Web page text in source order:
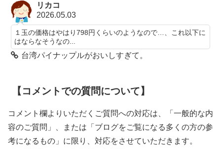
リカコ
2026.05.03
１玉の価格はやはり798円くらいのようなので…、これ以下に
はならなそうなの...
台湾パイナップルがおいしすぎて。
【コメントでの質問について】
コメント欄よりいただくご質問への対応は、「一般的な内
容のご質問」、または「ブログをご覧になる多くの方の参
考になるもの」に限り、対応をさせていただきます。